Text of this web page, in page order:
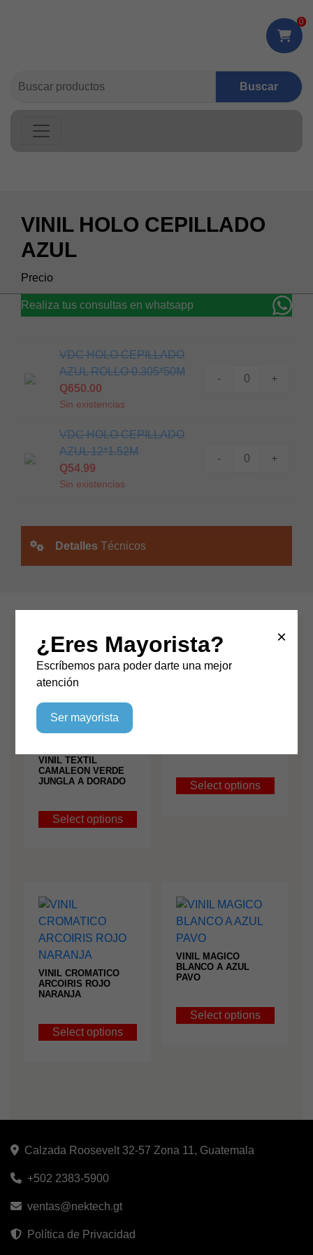
0
VINIL HOLO CEPILLADO
AZUL
Realiza tus consultas en whatsapp
VDC HOLO CEPILLADO
AZUL ROLLO 0.305*50M
Q650.00
Sin existencias
- +
VDC HOLO CEPILLADO
AZUL 12*1.52M
Q54.99
Sin existencias
- +
Detalles Técnicos
Productos relacionados
VINIL TEXTIL
CAMALEON VERDE
JUNGLA A DORADO
Select options
Select options
VINIL CROMATICO
ARCOIRIS ROJO
NARANJA
Select options
VINIL MAGICO
BLANCO A AZUL
PAVO
Select options
Calzada Roosevelt 32-57 Zona 11, Guatemala
+502 2383-5900
ventas@nektech.gt
Política de Privacidad
×
¿Eres Mayorista?
Escríbemos para poder darte una mejor
atención
Ser mayorista